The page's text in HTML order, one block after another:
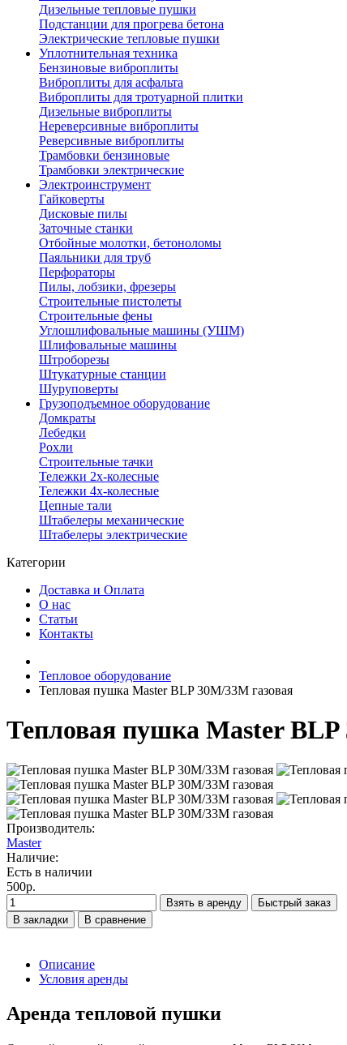
Дизельные тепловые пушки
Подстанции для прогрева бетона
Электрические тепловые пушки
Уплотнительная техника
Бензиновые виброплиты
Виброплиты для асфальта
Виброплиты для тротуарной плитки
Дизельные виброплиты
Нереверсивные виброплиты
Реверсивные виброплиты
Трамбовки бензиновые
Трамбовки электрические
Электроинструмент
Гайковерты
Дисковые пилы
Заточные станки
Отбойные молотки, бетоноломы
Паяльники для труб
Перфораторы
Пилы, лобзики, фрезеры
Строительные пистолеты
Строительные фены
Углошлифовальные машины (УШМ)
Шлифовальные машины
Штроборезы
Штукатурные станции
Шуруповерты
Грузоподъемное оборудование
Домкраты
Лебедки
Рохли
Строительные тачки
Тележки 2х-колесные
Тележки 4х-колесные
Цепные тали
Штабелеры механические
Штабелеры электрические
Категории
Доставка и Оплата
О нас
Статьи
Контакты
Тепловое оборудование
Тепловая пушка Master BLP 30M/33M газовая
Тепловая пушка Master BLP
Производитель:
Master
Наличие:
Есть в наличии
500р.
Взять в аренду
Быстрый заказ
В закладки
В сравнение
Описание
Условия аренды
Аренда тепловой пушки